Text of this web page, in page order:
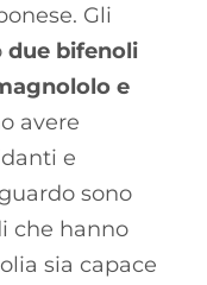
Gli
due bifenoli
e
avere
e
sono
che hanno
sia capace